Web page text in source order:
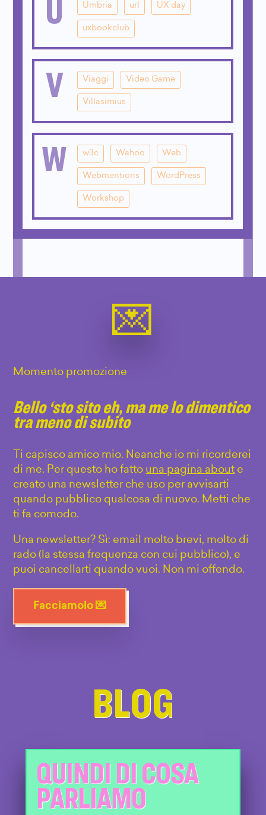
U Umbria url UX day
uxbookclub
V Viaggi Video Game
Villasimius
W w3c Wahoo Web
Webmentions WordPress
Workshop
Momento promozione
Bello ‘sto sito eh, ma me lo dimentico
tra meno di subito
Ti capisco amico mio. Neanche io mi ricorderei
di me. Per questo ho fatto una pagina about e
creato una newsletter che uso per avvisarti
quando pubblico qualcosa di nuovo. Metti che
ti fa comodo.
Una newsletter? Sì: email molto brevi, molto di
rado (la stessa frequenza con cui pubblico), e
puoi cancellarti quando vuoi. Non mi offendo.
Facciamolo 💌
BLOG
QUINDI DI COSA
PARLIAMO